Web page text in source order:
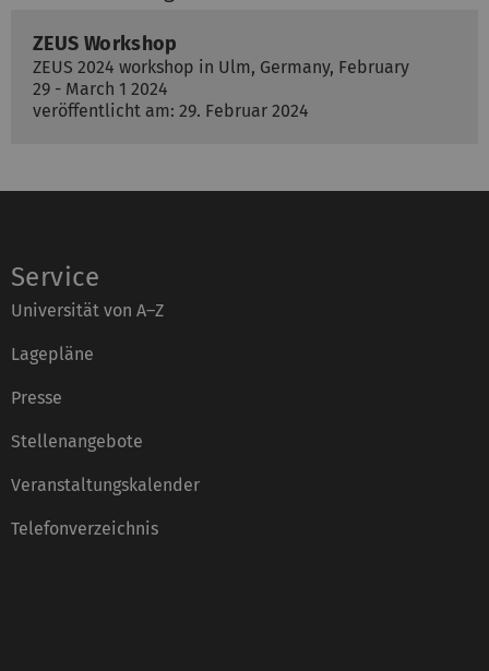
ZEUS Workshop
ZEUS 2024 workshop in Ulm, Germany, February
29 - March 1 2024
veröffentlicht am: 29. Februar 2024
Service
Universität von A–Z
Lagepläne
Presse
Stellenangebote
Veranstaltungskalender
Telefonverzeichnis